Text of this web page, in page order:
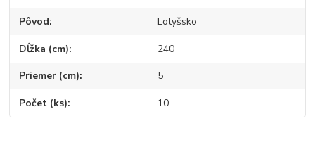
Pôvod Lotyšsko
Dĺžka (cm) 240
Priemer (cm) 5
Počet (ks) 10